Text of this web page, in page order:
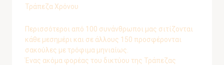
Τράπεζα Χρόνου
Περισσότεροι από 100 συνάνθρωποι μας σιτίζονται
κάθε μεσημέρι και σε άλλους 150 προσφέρονται
σακούλες με τρόφιμα μηνιαίως.
Ένας ακόμα φορέας του δικτύου της Τράπεζας